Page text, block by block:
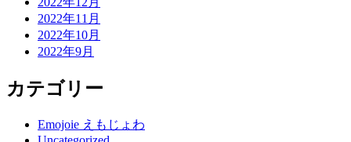
2022年11月
2022年10月
2022年9月
カテゴリー
Emojoie えもじょわ